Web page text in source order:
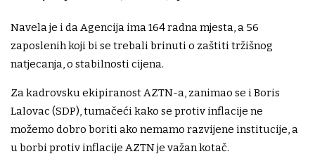
Navela je i da Agencija ima 164 radna mjesta, a 56
zaposlenih koji bi se trebali brinuti o zaštiti tržišnog
natjecanja, o stabilnosti cijena.
Za kadrovsku ekipiranost AZTN-a, zanimao se i Boris
Lalovac (SDP), tumačeći kako se protiv inflacije ne
možemo dobro boriti ako nemamo razvijene institucije, a
u borbi protiv inflacije AZTN je važan kotač.